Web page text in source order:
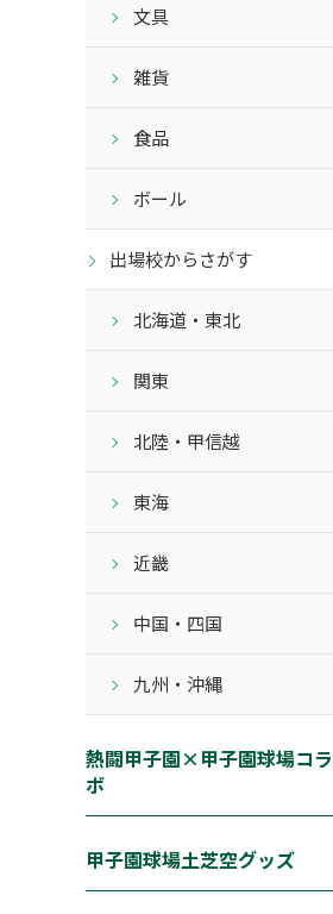
文具
雑貨
食品
ボール
出場校からさがす
北海道・東北
関東
北陸・甲信越
東海
近畿
中国・四国
九州・沖縄
熱闘甲子園×甲子園球場コラ
ボ
甲子園球場土芝空グッズ